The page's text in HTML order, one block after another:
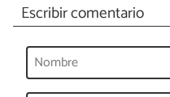
Escribir comentario